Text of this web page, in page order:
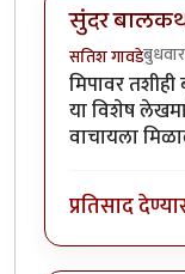
सुंदर
सतिश गावडे
मिपावर
या विशेष
वाचायला
प्रतिसाद